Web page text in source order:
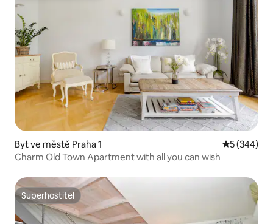
Byt ve městě Praha 1 Průměrné
5 (344)
Charm Old Town Apartment with all you can wish
Superhostitel
Superhostitel